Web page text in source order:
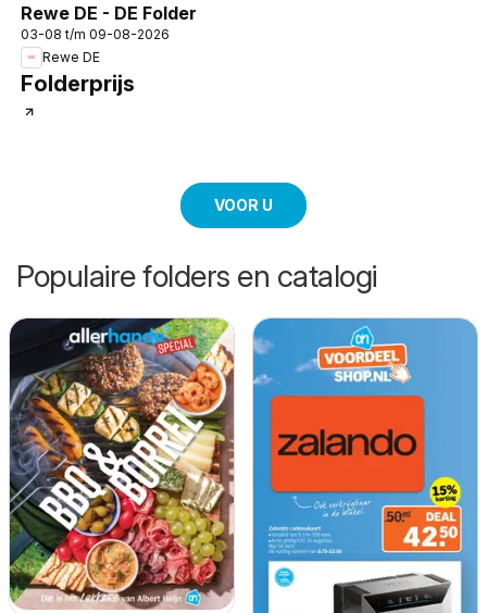
Rewe DE - DE Folder
03-08 t/m 09-08-2026
Rewe DE
Folderprijs
VOOR U
Populaire folders en catalogi